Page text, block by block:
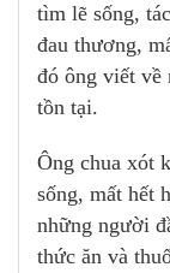
tìm lẽ sống,
đau thương,
đó ông viết về
tồn tại.
Ông chua xót
sống, mất hết
những người
thức ăn và